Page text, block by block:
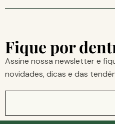
Fique por
Assine nossa newsletter e
novidades, dicas e das